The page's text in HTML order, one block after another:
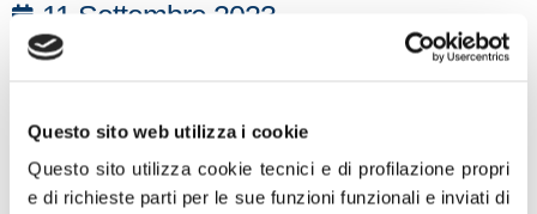
Questo sito web utilizza i cookie
Questo sito utilizza cookie tecnici e di profilazione propri
e di richieste parti per le sue funzioni funzionali e inviati di
11 Settembre 2023
“A 22 anni dall’attentato terroristico dell’11 settembre
quei tragici eventi e far memoria delle più di 3000 vittime
innocenti che persero la vita per mano dei terroristi
islamici.